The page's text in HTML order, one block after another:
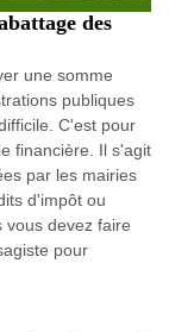
des
une somme
publiques
C'est pour
financière. Il s'agit
par les mairies
d'impôt ou
vous devez faire
pour